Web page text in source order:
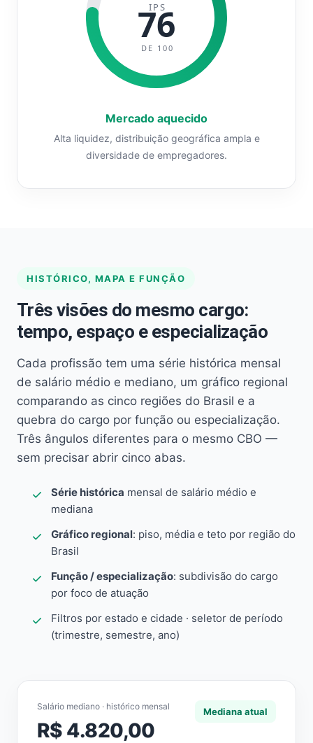
IPS
76
DE 100
Mercado aquecido
Alta liquidez, distribuição geográfica ampla e
diversidade de empregadores.
HISTÓRICO, MAPA E FUNÇÃO
Três visões do mesmo cargo:
tempo, espaço e especialização
Cada profissão tem uma série histórica mensal
de salário médio e mediano, um gráfico regional
comparando as cinco regiões do Brasil e a
quebra do cargo por função ou especialização.
Três ângulos diferentes para o mesmo CBO —
sem precisar abrir cinco abas.
Série histórica mensal de salário médio e
mediana
Gráfico regional: piso, média e teto por região do
Brasil
Função / especialização: subdivisão do cargo
por foco de atuação
Filtros por estado e cidade · seletor de período
(trimestre, semestre, ano)
Salário mediano · histórico mensal
R$ 4.820,00
Mediana atual